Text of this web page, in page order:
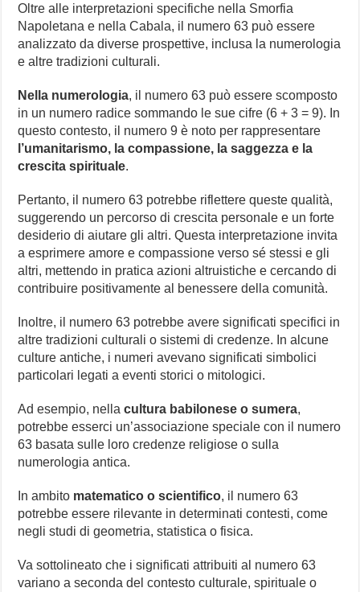
Oltre alle interpretazioni specifiche nella Smorfia
Napoletana e nella Cabala, il numero 63 può essere
analizzato da diverse prospettive, inclusa la numerologia
e altre tradizioni culturali.
Nella numerologia, il numero 63 può essere scomposto
in un numero radice sommando le sue cifre (6 + 3 = 9). In
questo contesto, il numero 9 è noto per rappresentare
l’umanitarismo, la compassione, la saggezza e la
crescita spirituale.
Pertanto, il numero 63 potrebbe riflettere queste qualità,
suggerendo un percorso di crescita personale e un forte
desiderio di aiutare gli altri. Questa interpretazione invita
a esprimere amore e compassione verso sé stessi e gli
altri, mettendo in pratica azioni altruistiche e cercando di
contribuire positivamente al benessere della comunità.
Inoltre, il numero 63 potrebbe avere significati specifici in
altre tradizioni culturali o sistemi di credenze. In alcune
culture antiche, i numeri avevano significati simbolici
particolari legati a eventi storici o mitologici.
Ad esempio, nellacultura babilonese o sumera,
potrebbe esserci un’associazione speciale con il numero
63 basata sulle loro credenze religiose o sulla
numerologia antica.
In ambito matematico o scientifico, il numero 63
potrebbe essere rilevante in determinati contesti, come
negli studi di geometria, statistica o fisica.
Va sottolineato che i significati attribuiti al numero 63
variano a seconda del contesto culturale, spirituale o